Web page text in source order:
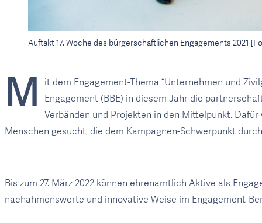
Auftakt 17. Woche des bürgerschaftlichen Engagements 2021
M
it dem Engagement-Thema “Unternehmen und
Engagement (BBE) in diesem Jahr die
Verbänden und Projekten in den Mittelpunkt.
Menschen gesucht, die dem Kampagnen-Schwerpunkt
Bis zum 27. März 2022 können ehrenamtlich Aktive als
nachahmenswerte und innovative Weise im Engagement-